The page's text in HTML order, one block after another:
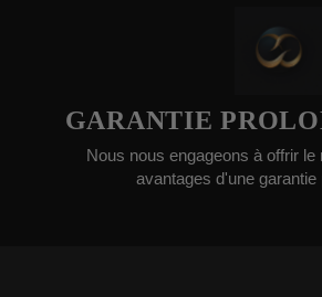
GARANTIE
Nous nous engageons à offrir le meilleur.
avantages d'une garantie prolongée